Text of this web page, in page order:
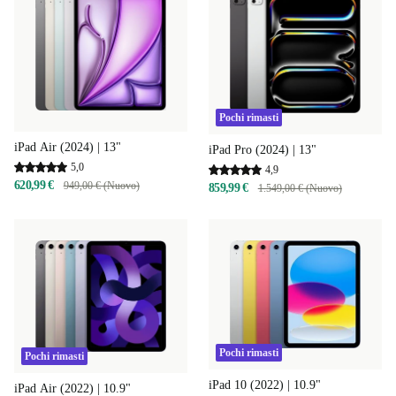
iPad Air (2024) | 13"
5,0
620,99 € 949,00 € (Nuovo)
Pochi rimasti
iPad Pro (2024) | 13"
4,9
859,99 € 1.549,00 € (Nuovo)
Pochi rimasti
iPad Air (2022) | 10.9"
Pochi rimasti
iPad 10 (2022) | 10.9"